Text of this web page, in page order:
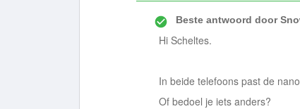
Beste antwoord door
Hi Scheltes.
In beide telefoons past de
Of bedoel je iets anders?